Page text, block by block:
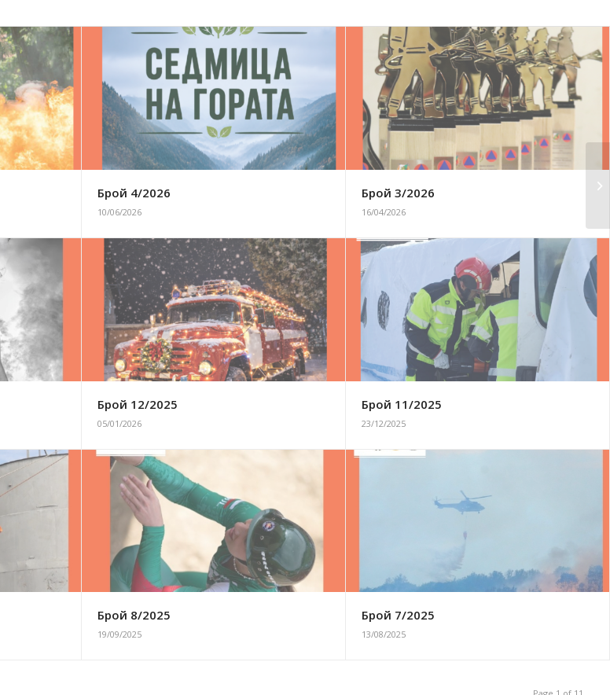
Брой 4/2026
10/06/2026
Брой 3/2026
16/04/2026
Брой 12/2025
05/01/2026
Брой 11/2025
23/12/2025
Брой 8/2025
19/09/2025
Брой 7/2025
13/08/2025